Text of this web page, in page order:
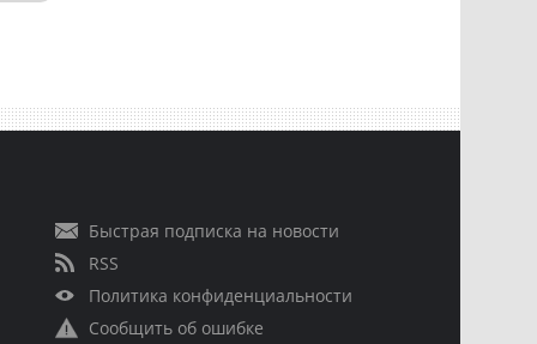
Быстрая подписка на новости
RSS
Политика конфиденциальности
Сообщить об ошибке